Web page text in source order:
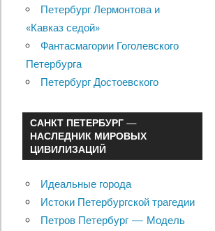
Петербург Лермонтова и
«Кавказ седой»
Фантасмагории Гоголевского
Петербурга
Петербург Достоевского
САНКТ ПЕТЕРБУРГ —
НАСЛЕДНИК МИРОВЫХ
ЦИВИЛИЗАЦИЙ
Идеальные города
Истоки Петербургской трагедии
Петров Петербург — Модель